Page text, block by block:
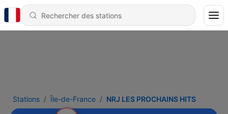
Stations Île-de-France NRJ LES PROCHAINS HITS